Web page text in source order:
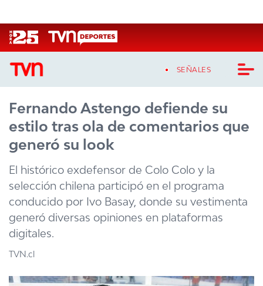
SEÑALES
CASTING MASTERCHEF CHILE
CASTING TVN VERTICAL
TVN VERTICAL
TVN PLAY
PROGRAMAS
TELESERIES
NTV
Fernando Astengo defiende su
estilo tras ola de comentarios que
generó su look
El histórico exdefensor de Colo Colo y la
selección chilena participó en el programa
conducido por Ivo Basay, donde su vestimenta
generó diversas opiniones en plataformas
digitales.
TVN.cl